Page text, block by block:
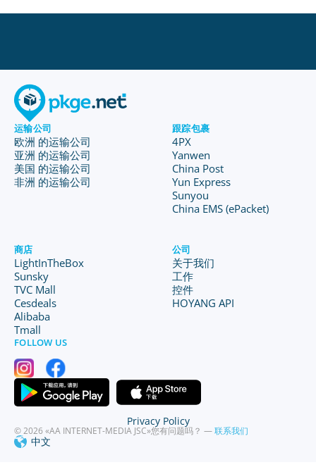
运输公司
欧洲 的运输公司
亚洲 的运输公司
美国 的运输公司
非洲 的运输公司
跟踪包裹
4PX
Yanwen
China Post
Yun Express
Sunyou
China EMS (ePacket)
商店
LightInTheBox
Sunsky
TVC Mall
Cesdeals
Alibaba
Tmall
公司
关于我们
工作
控件
HOYANG API
FOLLOW US
© 2026 «AA INTERNET-MEDIA JSC»您有问题吗？ —联系我们
中文
Privacy Policy